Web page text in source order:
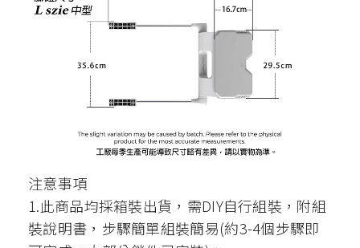
注意事項
1.此商品均採箱裝出貨，需DIY自行組裝，附組
裝說明書，步驟簡單組裝簡易(約3-4個步驟即